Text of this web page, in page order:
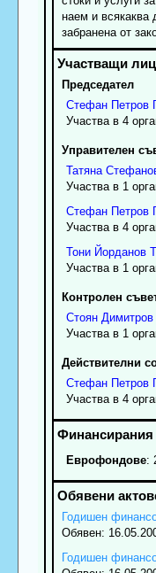
наем и всякаква
забранена от
Председател
Стефан Петров
Участва в 4
Управителен
Татяна
Участва в 1
Стефан Петров
Участва в 4
Тони Йорданов
Участва в 1
Контролен
Стоян Димитров
Участва в 1
Действителни
Стефан Петров
Участва в 4
Еврофондове:
Годишен
Обявен:
Годишен